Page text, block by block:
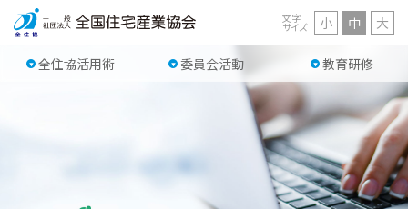
全住協活用術 委員会活動 教育研修
文字
サイズ 小 中 大